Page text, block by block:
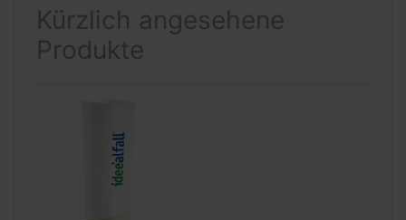
Kürzlich angesehene
Produkte